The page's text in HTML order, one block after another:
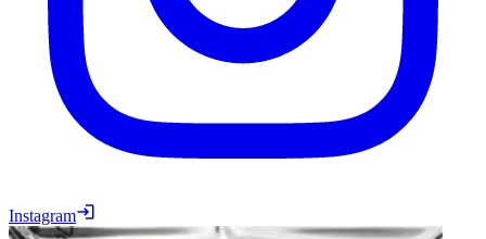
Instagram